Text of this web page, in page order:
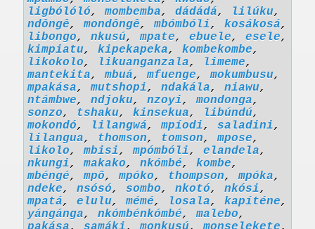
ligbólóló,mombemba, dádádá, lilúku,
ndôngê,mondôngê,mbómbóli, kosákosá,
libongo, nkusú,mpate, ebuele, esele,
kimpiatu, kipekapeka, kombekombe,
likokolo, likuanganzala, limeme,
mantekita,mbuá,mfuenge,mokumbusu,
mpakása,mutshopi, ndakála, niawu,
ntámbwe, ndjoku, nzoyi,mondonga,
sonzo, tshaku, kinsekua, libúndú,
mokondó, lilangwá,mpíodi, saladini,
lilangua, thomson, tomson,mpose,
likolo,mbisi,mpómbóli, elandela,
nkungi,makako, nkómbé, kombe,
mbéngé,mpô,mpóko, thompson,mpóka,
ndeke, nsósó, sombo, nkotó, nkósi,
mpatá, elulu,mémé, losala, kapíténe,
yángánga, nkómbénkómbé,malebo,